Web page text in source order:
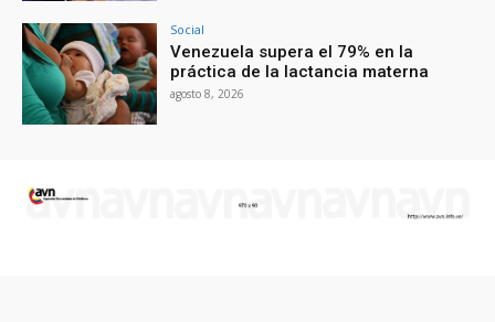
Social
Venezuela supera el 79% en la
práctica de la lactancia materna
agosto 8, 2026